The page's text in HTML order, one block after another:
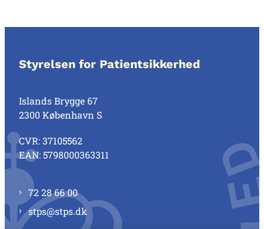
Styrelsen for Patientsikkerhed
Islands Brygge 67
2300 København S
CVR: 37105562
EAN: 5798000363311
72 28 66 00
stps@stps.dk